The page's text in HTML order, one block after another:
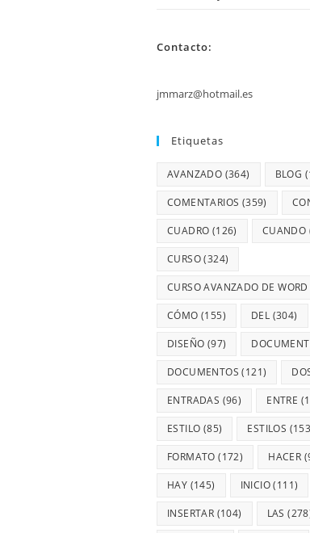
Contacto:
jmmarz@hotmail.es
Etiquetas
AVANZADO (364) BLOG
COMENTARIOS (359)
CUADRO (126) CUANDO
CURSO(324)
CURSO AVANZADO DE WORD
CÓMO (155) DEL (304)
DISEÑO (97)
DOCUMENTOS (121)
ENTRADAS (96) ENTRE
ESTILO (85) ESTILOS
FORMATO (172) HACER
HAY (145) INICIO(111)
INSERTAR (104) LAS